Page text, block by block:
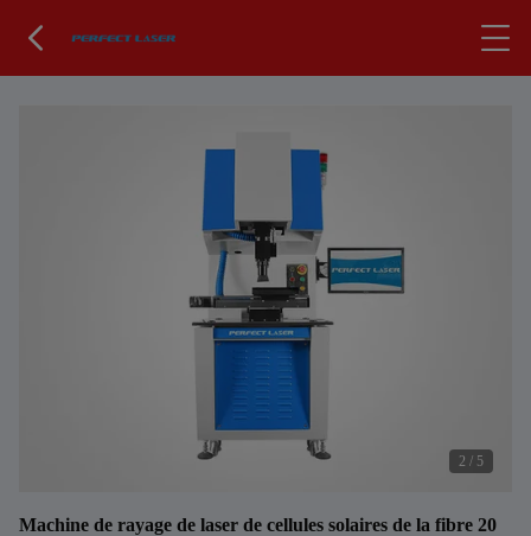
2 / 5
Machine de rayage de laser de cellules solaires de la fibre 20